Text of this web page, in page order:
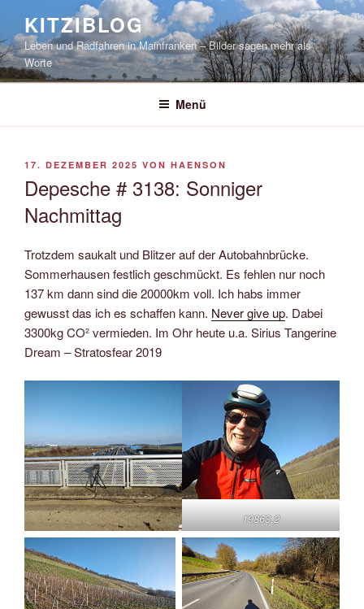
springen
KITZIBLOG
Leben und Radfahren in Mainfranken – Bilder sagen mehr als
Worte
Menü
VERÖFFENTLICHT
17. DEZEMBER 2025 VON HAENSON
Depesche # 3138: Sonniger
Nachmittag
Trotzdem saukalt und Blitzer auf der Autobahnbrücke.
Sommerhausen festlich geschmückt. Es fehlen nur noch
137 km dann sind die 20000km voll. Ich habs immer
gewusst das ich es schaffen kann. Never give up. Dabei
3300kg CO² vermieden. Im Ohr heute u.a. Sirius Tangerine
Dream – Stratosfear 2019
19863.2